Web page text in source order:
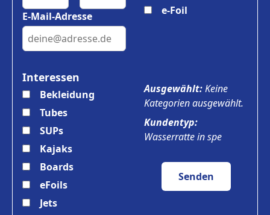
E-Mail-Adresse
e-Foil
Interessen
Bekleidung
Tubes
SUPs
Kajaks
Boards
eFoils
Jets
Ausgewählt:Keine
Kategorien ausgewählt.
Kundentyp:
Wasserratte in spe
Senden